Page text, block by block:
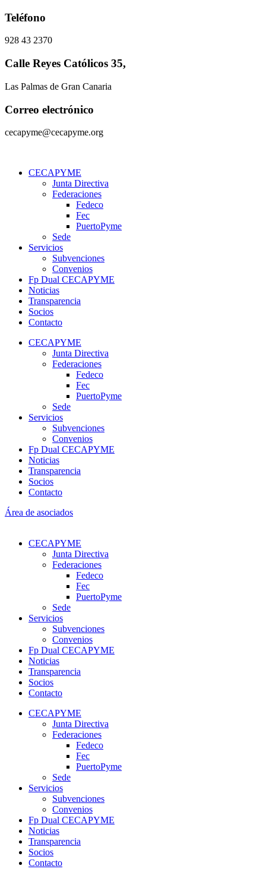
Ir
contenido
Teléfono
928 43 2370
Calle Reyes Católicos 35,
Las Palmas de Gran Canaria
Correo electrónico
cecapyme@cecapyme.org
CECAPYME
Junta Directiva
Federaciones
Fedeco
Fec
PuertoPyme
Sede
Servicios
Subvenciones
Convenios
Fp Dual CECAPYME
Noticias
Transparencia
Socios
Contacto
CECAPYME
Junta Directiva
Federaciones
Fedeco
Fec
PuertoPyme
Sede
Servicios
Subvenciones
Convenios
Fp Dual CECAPYME
Noticias
Transparencia
Socios
Contacto
Área de asociados
CECAPYME
Junta Directiva
Federaciones
Fedeco
Fec
PuertoPyme
Sede
Servicios
Subvenciones
Convenios
Fp Dual CECAPYME
Noticias
Transparencia
Socios
Contacto
CECAPYME
Junta Directiva
Federaciones
Fedeco
Fec
PuertoPyme
Sede
Servicios
Subvenciones
Convenios
Fp Dual CECAPYME
Noticias
Transparencia
Socios
Contacto